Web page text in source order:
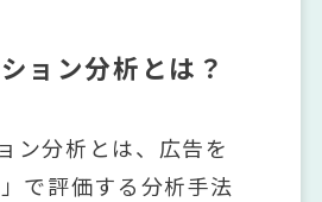
ョン分析とは？
ン分析とは、広告を
」で評価する分析手法